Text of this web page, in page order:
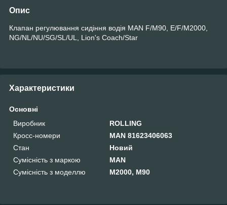
Опис
Клапан регулювання сидіння водія MAN F/M90, E/F/M2000,
NG/NL/NU/SG/SL/UL, Lion's Coach/Star
Характеристики
Основні
Виробник
ROLLING
Кросс-номери
MAN 81623406063
Стан
Новий
Сумісність з маркою
MAN
Сумісність з моделлю
M2000, M90